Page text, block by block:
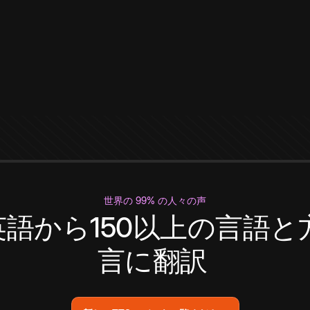
世界の 99% の人々の声
から150以上の言語と
言に翻訳